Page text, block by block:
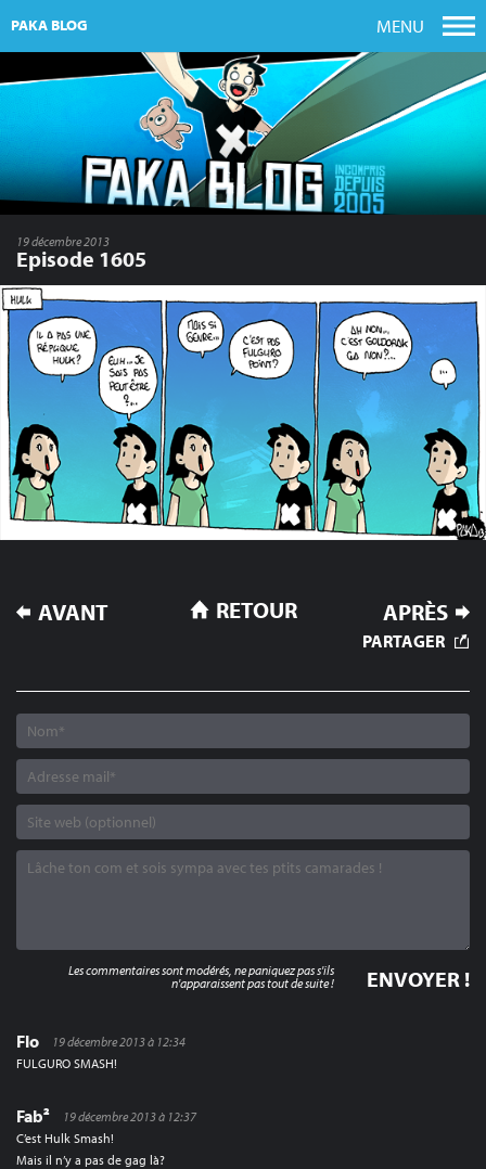
PAKA BLOG MENU
19 décembre 2013
Episode 1605
NAVIGATION
DE
AVANT APRÈS
RETOUR
PARTAGER
Flo
19 décembre 2013 à 12:34
FULGURO SMASH!
Fab²
19 décembre 2013 à 12:37
C’est Hulk Smash!
Mais il n’y a pas de gag là?
Les commentaires sont modérés, ne paniquez pas s'ils
n'apparaissent pas tout de suite !